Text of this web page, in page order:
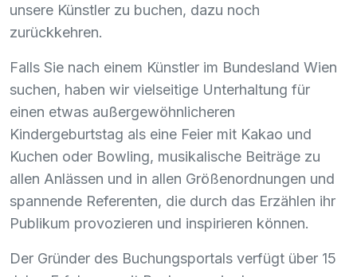
unsere Künstler zu buchen, dazu noch
zurückkehren.
Falls Sie nach einem Künstler im Bundesland Wien
suchen, haben wir vielseitige Unterhaltung für
einen etwas außergewöhnlicheren
Kindergeburtstag als eine Feier mit Kakao und
Kuchen oder Bowling, musikalische Beiträge zu
allen Anlässen und in allen Größenordnungen und
spannende Referenten, die durch das Erzählen ihr
Publikum provozieren und inspirieren können.
Der Gründer des Buchungsportals verfügt über 15